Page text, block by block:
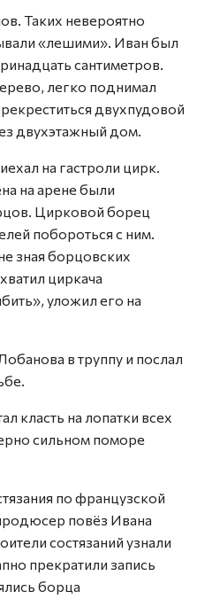
Таких невероятно
«лешими». Иван был
сантиметров.
легко поднимал
двухпудовой
двухэтажный дом.
на гастроли цирк.
на арене были
Цирковой борец
побороться с ним.
зная борцовских
циркача
уложил его на
в труппу и послал
класть на лопатки всех
сильном поморе
по французской
повёз Ивана
состязаний узнали
прекратили запись
борца